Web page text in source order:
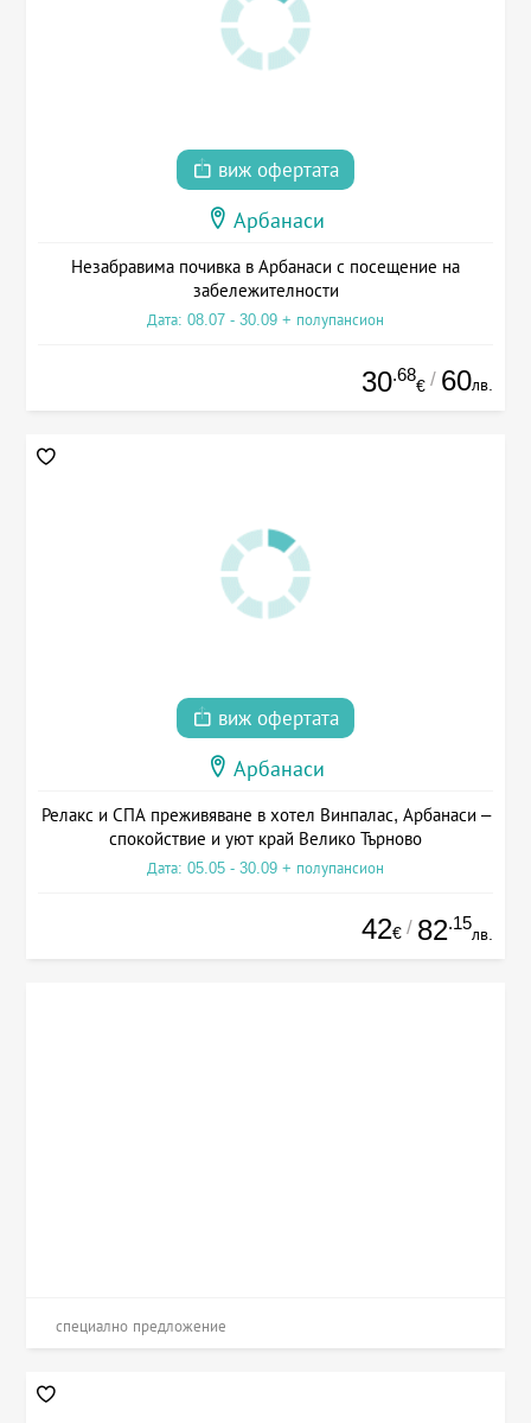
виж офертата
Арбанаси
Незабравима почивка в Арбанаси с посещение на
забележителности
Дата: 08.07 - 30.09 + полупансион
30.68
€ / 60лв.
виж офертата
Арбанаси
Релакс и СПА преживяване в хотел Винпалас, Арбанаси –
спокойствие и уют край Велико Търново
Дата: 05.05 - 30.09 + полупансион
42€ / 82.15
лв.
специално предложение